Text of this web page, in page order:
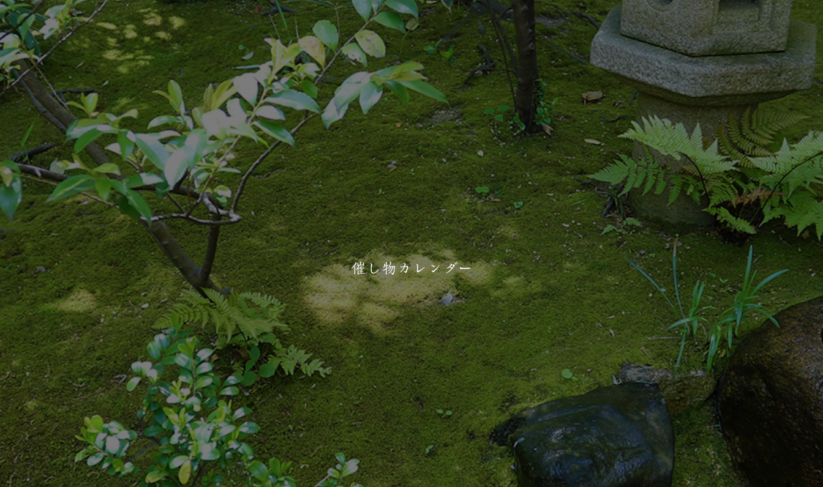
催し物カレンダー